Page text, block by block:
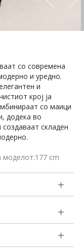
со современа
и уредно.
и
крој ја
со маици
додека во
складен
моделот:177 cm